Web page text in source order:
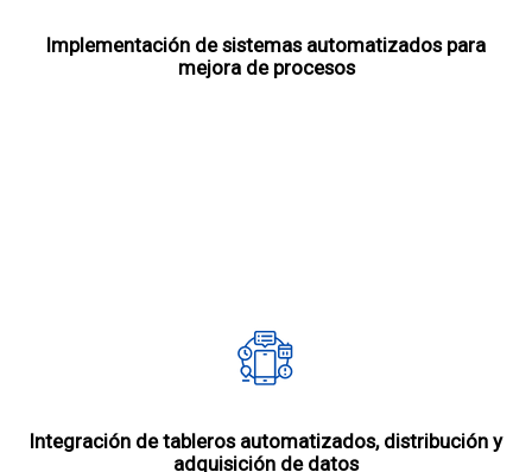
Implementación de sistemas automatizados para
mejora de procesos
Integración de tableros automatizados, distribución y
adquisición de datos